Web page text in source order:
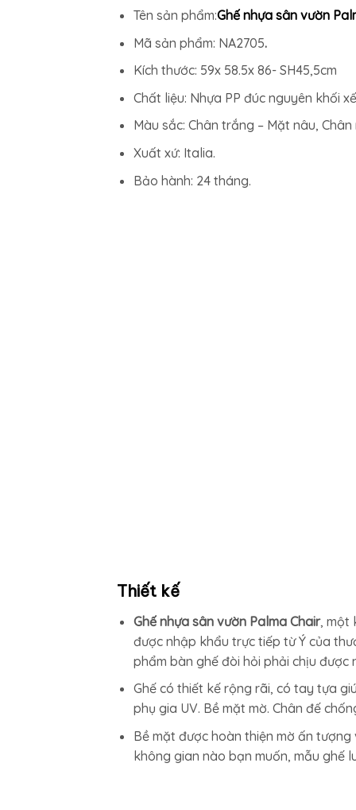
Tên sản phẩm:Ghế nhựa sân vườn
Mã sản phẩm: NA2705.
Kích thước: 59x 58.5x 86- SH45,5cm
Chất liệu: Nhựa PP đúc nguyên khối
Màu sắc: Chân trắng – Mặt nâu, Chân
Xuất xứ: Italia.
Bảo hành: 24 tháng.
Thiết kế
Ghế nhựa sân vườn Palma Chair, một
được nhập khẩu trực tiếp từ Ý của
phẩm bàn ghế đòi hỏi phải chịu
Ghế có thiết kế rộng rãi, có tay tựa
phụ gia UV. Bề mặt mờ. Chân đế
Bề mặt được hoàn thiện mờ ấn
không gian nào bạn muốn, mẫu ghế